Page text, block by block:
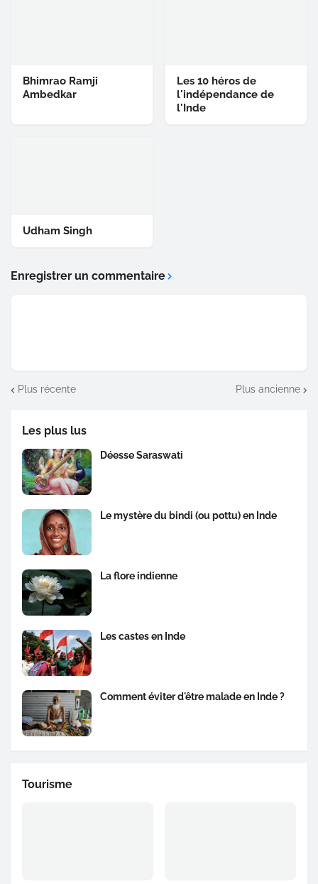
Bhimrao Ramji
Ambedkar
Les 10 héros de
l'indépendance de
l'Inde
Udham Singh
Enregistrer un commentaire
Plus récente Plus ancienne
Les plus lus
Déesse Saraswati
Le mystère du bindi (ou pottu) en Inde
La flore indienne
Les castes en Inde
Comment éviter d'être malade en Inde ?
Tourisme